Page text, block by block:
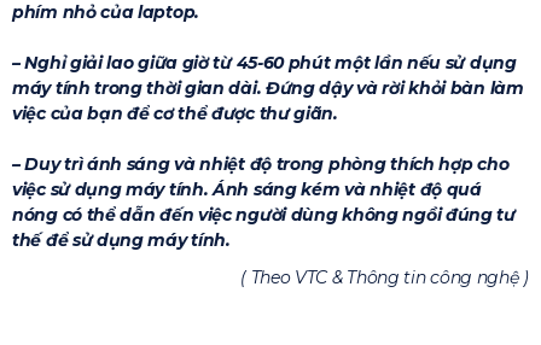
phím nhỏ của laptop.
– Nghỉ giải lao giữa giờ từ 45-60 phút một lần nếu sử dụng
máy tính trong thời gian dài. Đứng dậy và rời khỏi bàn làm
việc của bạn để cơ thể được thư giãn.
– Duy trì ánh sáng và nhiệt độ trong phòng thích hợp cho
việc sử dụng máy tính. Ánh sáng kém và nhiệt độ quá
nóng có thể dẫn đến việc người dùng không ngồi đúng tư
thế để sử dụng máy tính.
( Theo VTC & Thông tin công nghệ )